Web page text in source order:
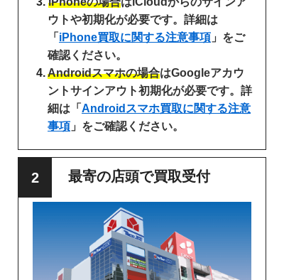
ウトや初期化が必要です。詳細は
「 iPhone買取に関する注意事項 」をご
確認ください。
Androidスマホの場合はGoogleアカウ
ントサインアウト初期化が必要です。詳
細は「 Androidスマホ買取に関する注意
事項 」をご確認ください。
最寄の店頭で買取受付